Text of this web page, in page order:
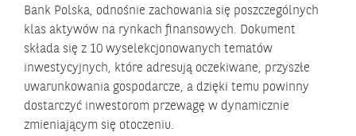
Bank Polska, odnośnie zachowania się poszczególnych
klas aktywów na rynkach finansowych. Dokument
składa się z 10 wyselekcjonowanych tematów
inwestycyjnych, które adresują oczekiwane, przyszłe
uwarunkowania gospodarcze, a dzięki temu powinny
dostarczyć inwestorom przewagę w dynamicznie
zmieniającym się otoczeniu.